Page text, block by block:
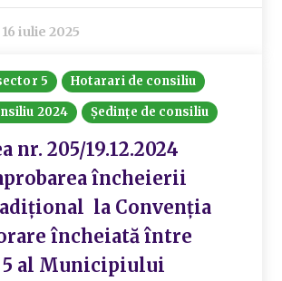
16 iulie 2025
5
Hotarari de consiliu
2024
Ședințe de consiliu
nr. 205/19.12.2024
încheierii
la Convenția
încheiată între
5 al Municipiului